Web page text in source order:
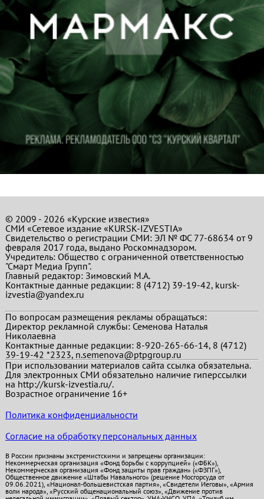
© 2009 - 2026 «Курские известия»
СМИ «Сетевое издание «KURSK-IZVESTIA»
Свидетельство о регистрации СМИ: ЭЛ № ФС 77-68634 от 9
февраля 2017 года, выдано Роскомнадзором.
Учредитель: Общество с ограниченной ответственностью
"Смарт Медиа Групп".
Главный редактор:Зимовский М.А.
Контактные данные редакции: 8 (4712) 39-19-42, kursk-
izvestia@yandex.ru
По вопросам размещения рекламы обращаться:
Директор рекламной службы: Семенова Наталья
Николаевна
Контактные данные редакции: 8-920-265-66-14, 8 (4712)
39-19-42 *2323, n.semenova@ptpgroup.ru
При использовании материалов сайта ссылка обязательна.
Для электронных СМИ обязательно наличие гиперссылки
на http://kursk-izvestia.ru/.
Возрастное ограничение 16+
Политика конфиденциальности
Согласие на обработку персональных данных
В России признаны экстремистскими и запрещены организации:
Некоммерческая организация «Фонд борьбы с коррупцией» («ФБК»),
Некоммерческая организация «Фонд защиты прав граждан» («ФЗПГ»),
Общественное движение «Штабы Навального» (решение Мосгорсуда от
09.06.2021), «Национал-большевистская партия», «Свидетели Иеговы», «Армия
воли народа», «Русский общенациональный союз», «Движение против